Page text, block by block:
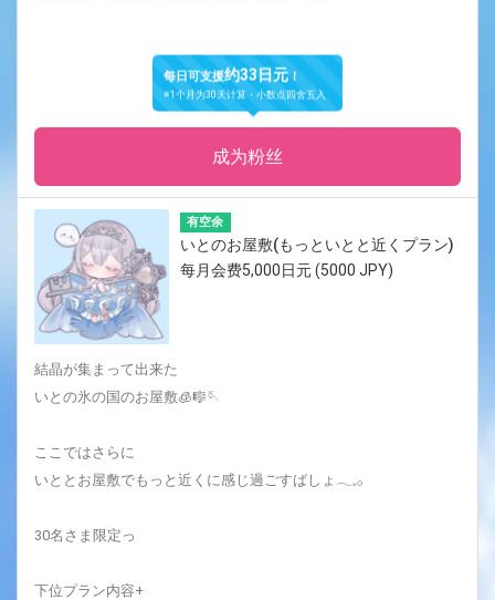
每日可支援约33日元！
※1个月为30天计算・小数点四舍五入
成为粉丝
有空余
いとのお屋敷(もっといとと近くプラン)
每月会费5,000日元 (5000 JPY)
結晶が集まって出来た
いとの氷の国のお屋敷🧊🎼🪡
ここではさらに
いととお屋敷でもっと近くに感じ過ごすばしょ𓂃𓈒𓂂
30名さま限定っ
下位プラン内容+